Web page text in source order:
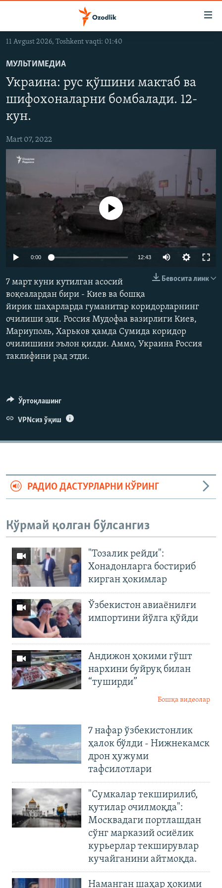
ўтинг
Асосий
ўтинг
Қидиришга
OZODVIDEO
OZODARXIV
На русском
ИЖТИМОИЙ ТАРМОҚЛАР
Озодлик бошқа тилларда
11 Avgust 2026, Toshkent vaqti: 01:40
МУЛЬТИМЕДИА
Украина: рус қўшини мактаб ва
шифохоналарни бомбалади. 12-
кун.
Mart 07, 2022
Auto 240p 360p 480p
720p 1080p
Айни дамда медиа-манба мавжуд эмас
0:00 12:43
480p
1080p
Бевосита линк
7 март куни кутилган асосий
воқеалардан бири - Киев ва бошқа
йирик шаҳарларда гуманитар коридорларнинг
очилиши эди. Россия Мудофаа вазирлиги Киев,
Мариуполь, Харьков ҳамда Сумида коридор
очилишини эълон қилди. Аммо, Украина Россия
таклифини рад этди.
Ўртоқлашинг
VPNсиз ўқиш
РАДИО ДАСТУРЛАРНИ КЎРИНГ
Кўрмай қолган бўлсангиз
"Тозалик рейди":
Хонадонларга бостириб
кирган ҳокимлар
Ўзбекистон авиаёнилғи
импортини йўлга қўйди
Андижон ҳокими гўшт
нархини буйруқ билан
“туширди”
Бошқа видеолар
7 нафар ўзбекистонлик
ҳалок бўлди - Нижнекамск
дрон ҳужуми
тафсилотлари
"Сумкалар текширилиб,
қутилар очилмоқда":
Москвадаги портлашдан
сўнг марказий осиёлик
курьерлар текширувлар
кучайганини айтмоқда.
Наманган шаҳар ҳокими